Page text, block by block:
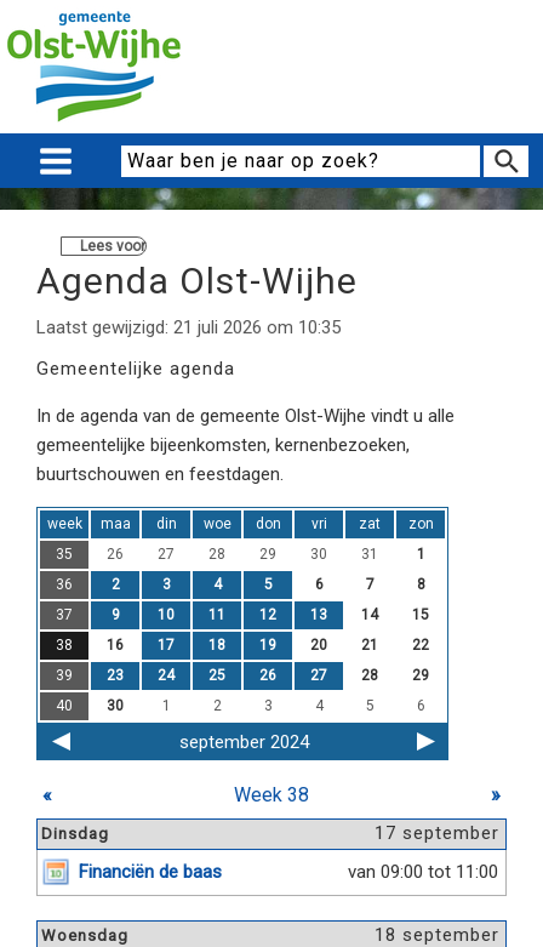
Lees voor
Agenda Olst-Wijhe
Laatst gewijzigd: 21 juli 2026 om 10:35
Gemeentelijke agenda
In de agenda van de gemeente Olst-Wijhe vindt u alle
gemeentelijke bijeenkomsten, kernenbezoeken,
buurtschouwen en feestdagen.
week maa din woe don vri zat
zon
35
26 27 28 29 30 31
1
36
2 3 4 5 6 7
8
37
9 10 11 12 13 14
15
38
16 17 18 19 20 21
22
39
23 24 25 26 27 28
29
40
30 1 2 3 4 5 6
september 2024
« Week 38 »
17 september
Dinsdag
van 09:00 tot 11:00
Financiën de baas
18 september
Woensdag